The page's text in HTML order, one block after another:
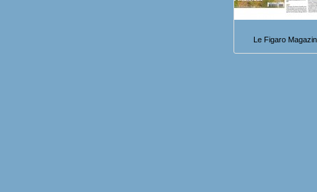
Le Figaro